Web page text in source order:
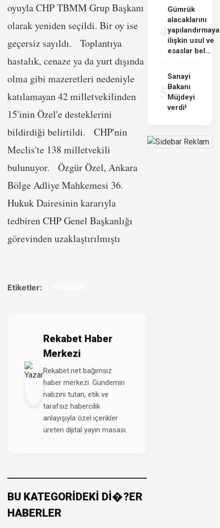
oyuyla CHP TBMM Grup Başkanı
olarak yeniden seçildi. Bir oy ise
geçersiz sayıldı. Toplantıya
hastalık, cenaze ya da yurt dışında
olma gibi mazeretleri nedeniyle
katılamayan 42 milletvekilinden
15'inin Özel'e desteklerini
bildirdiği belirtildi. CHP'nin
Meclis'te 138 milletvekili
bulunuyor. Özgür Özel, Ankara
Bölge Adliye Mahkemesi 36.
Hukuk Dairesinin kararıyla
tedbiren CHP Genel Başkanlığı
görevinden uzaklaştırılmıştı
Etiketler:
Rekabet Haber
Merkezi
Rekabet.net bağımsız
haber merkezi. Gündemin
nabzını tutan, etik ve
tarafsız habercilik
anlayışıyla özel içerikler
üreten dijital yayın masası.
BU KATEGORİDEKİ Dİ�?ER
HABERLER
4
Gümrük
alacaklarını
yapılandırmaya
ilişkin usul ve
esaslar bel...
Sanayi
Bakanı
Müjdeyi
verdi!